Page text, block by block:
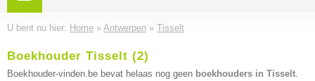
U bent nu hier: Home » Antwerpen » Tisselt
Boekhouder Tisselt (2)
Boekhouder-vinden.be bevat helaas nog geen boekhouders in Tisselt.